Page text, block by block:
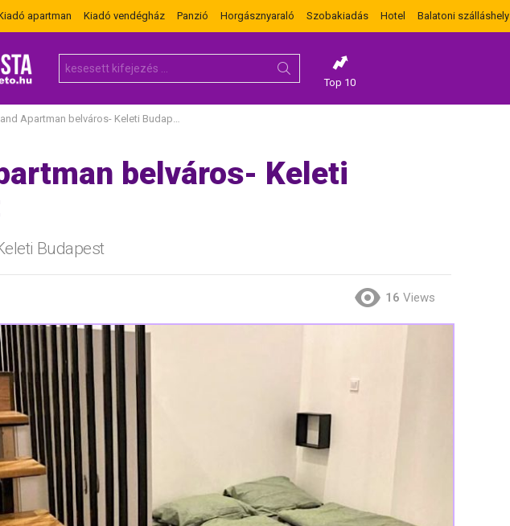
apartman Kiadó vendégház Panzió Horgásznyaraló Szobakiadás Hotel Balatoni szálláshely
for:
Top 10
Apartman belváros- Keleti Budapest
belváros- Keleti
Budapest
16 Views